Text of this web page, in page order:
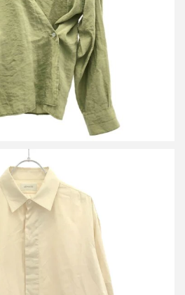
詳しく見る
ブスリットシャツ SH293 LF839
取金額12,000円